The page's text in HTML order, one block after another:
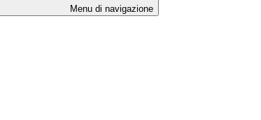
Menu di navigazione